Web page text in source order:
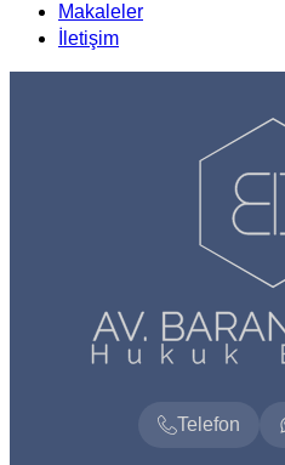
Makaleler
İletişim
Telefon